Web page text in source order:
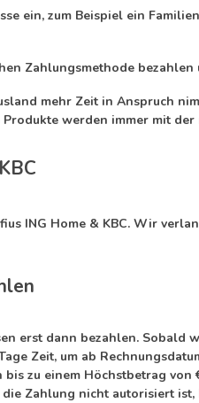
ein, zum Beispiel ein
Zahlungsmethode
mehr Zeit in Anspruch
werden immer mit
ING Home & KBC. Wir
erst dann bezahlen. Sobald
Zeit, um ab
zu einem Höchstbetrag
Zahlung nicht autorisiert